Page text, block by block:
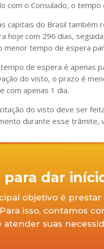
com o Consulado, o
capitais do Brasil também
hoje com 296 dias,
menor tempo de espera
de espera é apenas
do visto, o prazo é
com apenas 1 dia.
do visto deve ser
durante esse trâmite,
dar
objetivo é
isso, contamos
suas